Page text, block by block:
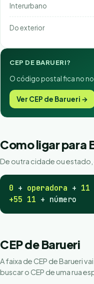
Interurbano
Do exterior
CEP DE BARUERI?
O código postal fica no
Ver CEP de Barueri →
Como ligar para
De outra cidade ou
0 + operadora + 11
+55 11 + número
CEP de Barueri
A faixa de CEP de Barueri
buscar o CEP de uma rua